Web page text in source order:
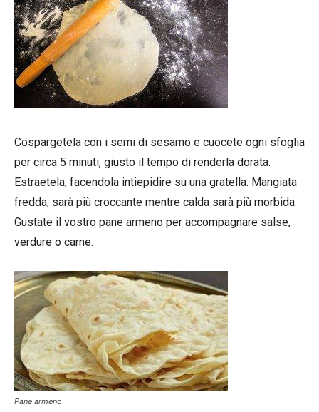
Cospargetela con i semi di sesamo e cuocete ogni sfoglia
per circa 5 minuti, giusto il tempo di renderla dorata.
Estraetela, facendola intiepidire su una gratella. Mangiata
fredda, sarà più croccante mentre calda sarà più morbida.
Gustate il vostro pane armeno per accompagnare salse,
verdure o carne.
Pane armeno